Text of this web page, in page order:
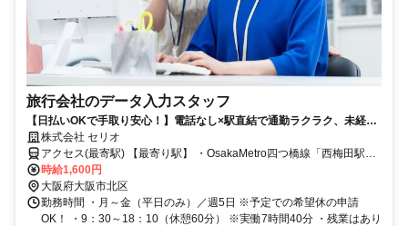
旅行会社のデータ入力スタッフ
【日払いOKで手取り安心！】電話なし×駅直結で通勤ラクラク、未経験
から稼げる！システム中心で始めやすく、登用チャンスもあり！
株式会社 セリオ
アクセス(最寄駅) 【最寄り駅】 ・OsakaMetro四つ橋線「西梅田駅」
徒歩2分 ・阪神本線「大阪梅田駅」徒歩4分 ・JR「大阪駅」徒歩6分
【バス】 ・大阪シティバス「大阪駅前バス停」徒歩5分 ＊＊【勤務地
エリアの特徴♪】＊＊ ・駅直結だから雨の日も濡れずに 快適アクセ
ス！仕事帰りのショッピングや ディナーもすぐそこで楽しめます♪ ・
時給1,600円
大阪府大阪市北区
勤務時間 ・月～金（平日のみ）／週5日 ※予定での希望休の申請
OK！ ・9：30～18：10（休憩60分） ※実働7時間40分 ・残業はあり